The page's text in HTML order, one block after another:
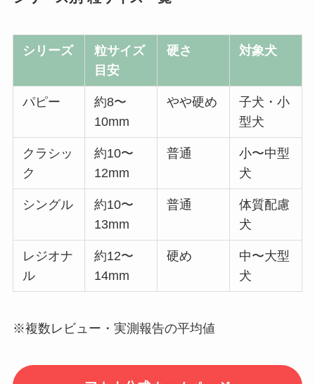
シリーズ
粒サイズ
目安
硬さ 対象犬
パピー
約8〜
10mm
やや硬め
子犬・小
型犬
クラシッ
ク
約10〜
12mm
普通
小〜中型
犬
シングル
約10〜
13mm
普通
体質配慮
犬
レジオナ
ル
約12〜
14mm
硬め
中〜大型
犬
※複数レビュー・実測報告の平均値